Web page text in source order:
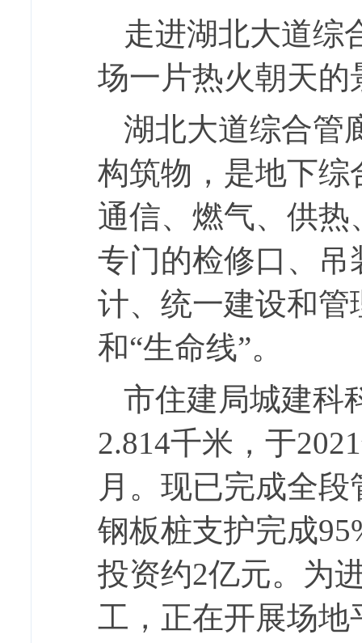
走进湖北大道综
场一片热火朝天的
湖北大道综合管
构筑物，是地下
通信、燃气、供
专门的检修口、
计、统一建设和
和“生命线”。
市住建局城建科
2.814千米，于
月。现已完成全
钢板桩支护完成
投资约2亿元。为
工，正在开展场